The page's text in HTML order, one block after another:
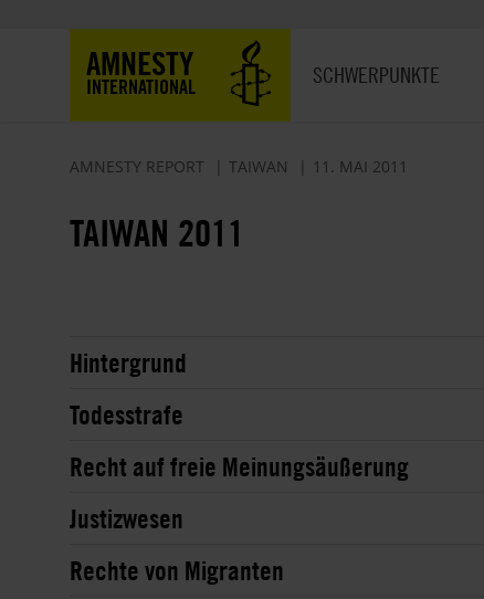
AMNESTY
INTERNATIONAL SCHWERPUNKTE
AMNESTY REPORT TAIWAN 11. MAI 2011
TAIWAN 2011
Hintergrund
Todesstrafe
Recht auf freie Meinungsäußerung
Justizwesen
Rechte von Migranten